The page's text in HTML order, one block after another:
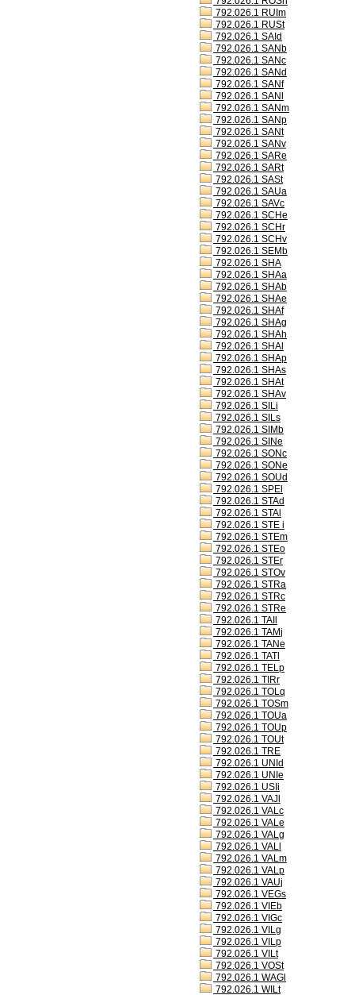
792.026.1 RUIm
792.026.1 RUSt
792.026.1 SAId
792.026.1 SANb
792.026.1 SANc
792.026.1 SANd
792.026.1 SANf
792.026.1 SANl
792.026.1 SANm
792.026.1 SANp
792.026.1 SANt
792.026.1 SANv
792.026.1 SARe
792.026.1 SARt
792.026.1 SASt
792.026.1 SAUa
792.026.1 SAVc
792.026.1 SCHe
792.026.1 SCHr
792.026.1 SCHv
792.026.1 SEMb
792.026.1 SHA
792.026.1 SHAa
792.026.1 SHAb
792.026.1 SHAe
792.026.1 SHAf
792.026.1 SHAg
792.026.1 SHAh
792.026.1 SHAl
792.026.1 SHAp
792.026.1 SHAs
792.026.1 SHAt
792.026.1 SHAv
792.026.1 SILi
792.026.1 SILs
792.026.1 SIMb
792.026.1 SINe
792.026.1 SONc
792.026.1 SONe
792.026.1 SOUd
792.026.1 SPEl
792.026.1 STAd
792.026.1 STAl
792.026.1 STE i
792.026.1 STEm
792.026.1 STEo
792.026.1 STEr
792.026.1 STOv
792.026.1 STRa
792.026.1 STRc
792.026.1 STRe
792.026.1 TAIl
792.026.1 TAMj
792.026.1 TANe
792.026.1 TATl
792.026.1 TELp
792.026.1 TIRr
792.026.1 TOLq
792.026.1 TOSm
792.026.1 TOUa
792.026.1 TOUp
792.026.1 TOUt
792.026.1 TRE
792.026.1 UNId
792.026.1 UNIe
792.026.1 USIi
792.026.1 VAJl
792.026.1 VALc
792.026.1 VALe
792.026.1 VALg
792.026.1 VALl
792.026.1 VALm
792.026.1 VALp
792.026.1 VAUj
792.026.1 VEGs
792.026.1 VIEb
792.026.1 VIGc
792.026.1 VILg
792.026.1 VILp
792.026.1 VILt
792.026.1 VOSt
792.026.1 WAGl
792.026.1 WILt